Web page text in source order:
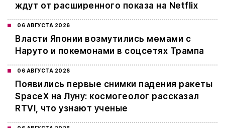
ждут от расширенного показа на Netflix
06 АВГУСТА 2026
Власти Японии возмутились мемами с
Наруто и покемонами в соцсетях Трампа
06 АВГУСТА 2026
Появились первые снимки падения ракеты
SpaceX на Луну: космогеолог рассказал
RTVI, что узнают ученые